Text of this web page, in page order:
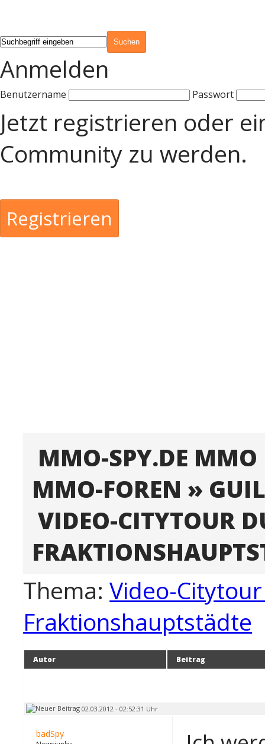
Anmelden
Benutzername Passwort
Jetzt registrieren oder
Community zu werden.
Registrieren
MMO-SPY.DE
MMO-FOREN »
VIDEO-CITYTOUR
Thema:Video-
Fraktionshauptstädte
Autor Beitrag
02.03.2012 - 02:52:31 Uhr
badSpy